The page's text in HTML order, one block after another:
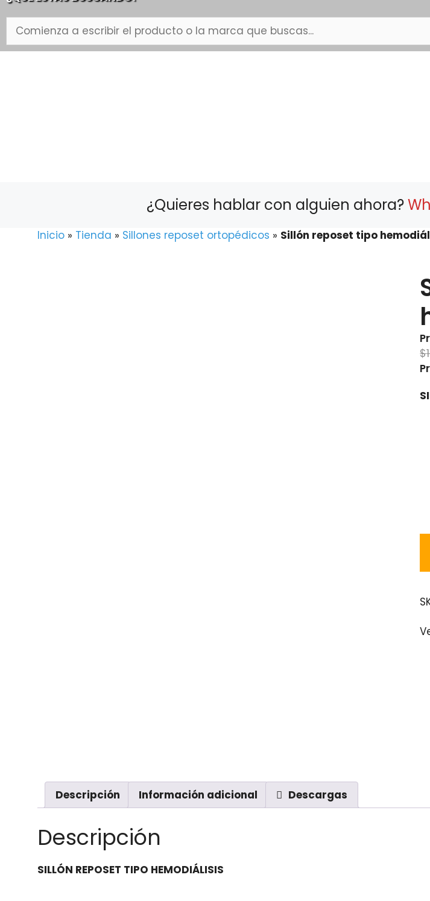
Comienza
escribir
¿Quieres hablar con alguien ahora?
Inicio » Tienda » Sillones reposet ortopédicos » Sillón reposet tipo
$
Descripción Información adicional Descargas
Descripción
SILLÓN REPOSET TIPO HEMODIÁLISIS